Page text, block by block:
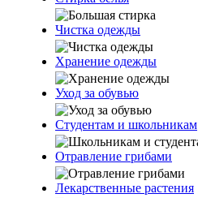
Чистка одежды
Хранение одежды
Уход за обувью
Студентам и школьникам
Отравление грибами
Лекарственные растения